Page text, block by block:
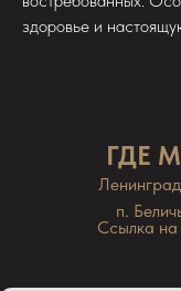
здоровье и
ГДЕ
Ссылка на
п.